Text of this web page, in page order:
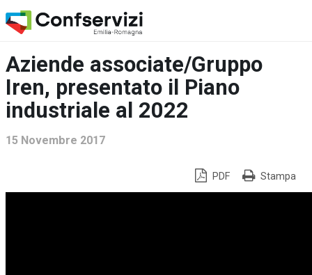
Aziende associate/Gruppo
Iren, presentato il Piano
industriale al 2022
15 Novembre 2017
PDF Stampa